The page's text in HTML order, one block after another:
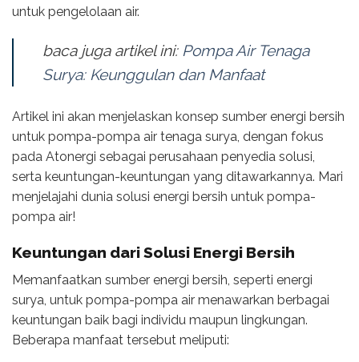
untuk pengelolaan air.
baca juga artikel ini: Pompa Air Tenaga
Surya: Keunggulan dan Manfaat
Artikel ini akan menjelaskan konsep sumber energi bersih
untuk pompa-pompa air tenaga surya, dengan fokus
pada Atonergi sebagai perusahaan penyedia solusi,
serta keuntungan-keuntungan yang ditawarkannya. Mari
menjelajahi dunia solusi energi bersih untuk pompa-
pompa air!
Keuntungan dari Solusi Energi Bersih
Memanfaatkan sumber energi bersih, seperti energi
surya, untuk pompa-pompa air menawarkan berbagai
keuntungan baik bagi individu maupun lingkungan.
Beberapa manfaat tersebut meliputi: